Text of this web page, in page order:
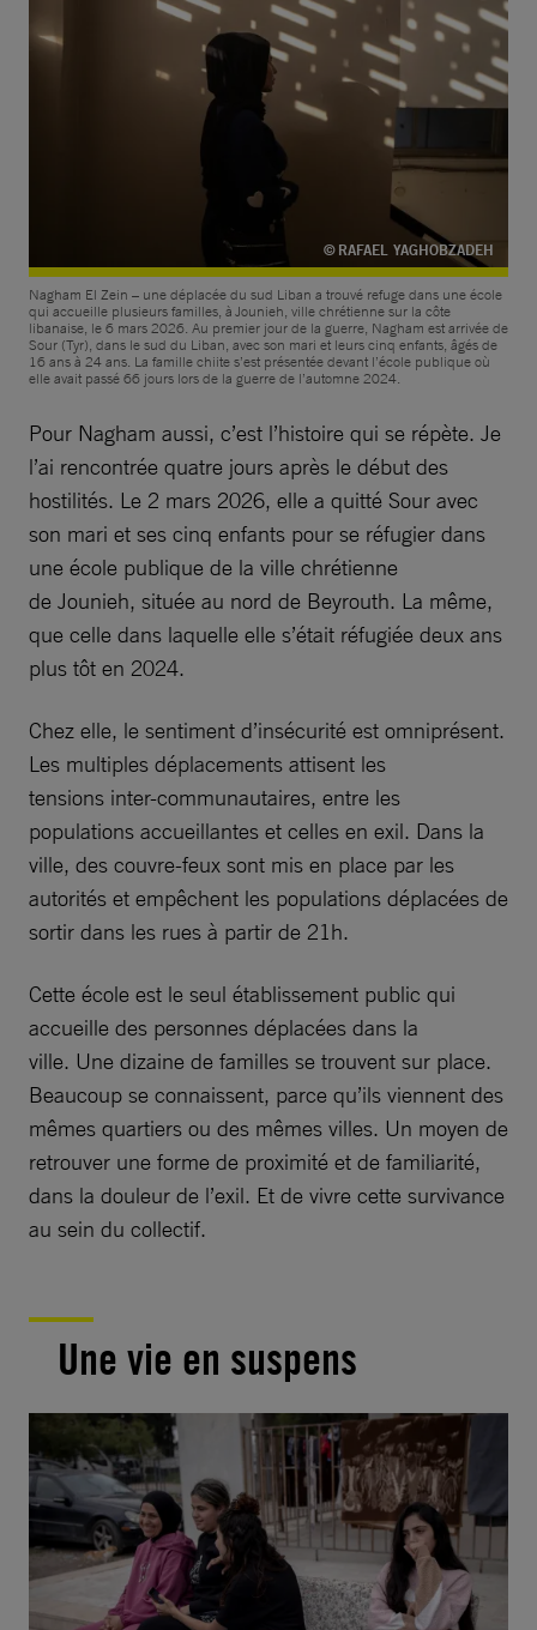
© RAFAEL YAGHOBZADEH
Nagham El Zein – une déplacée du sud Liban a trouvé refuge dans une école
qui accueille plusieurs familles, à Jounieh, ville chrétienne sur la côte
libanaise, le 6 mars 2026. Au premier jour de la guerre, Nagham est arrivée de
Sour (Tyr), dans le sud du Liban, avec son mari et leurs cinq enfants, âgés de
16 ans à 24 ans. La famille chiite s’est présentée devant l’école publique où
elle avait passé 66 jours lors de la guerre de l’automne 2024.
Pour Nagham aussi, c’est l’histoire qui se répète. Je
l’ai rencontrée quatre jours après le début des
hostilités. Le 2 mars 2026, elle a quitté Sour avec
son mari et ses cinq enfants pour se réfugier dans
une école publique de la ville chrétienne
de Jounieh, située au nord de Beyrouth. La même,
que celle dans laquelle elle s’était réfugiée deux ans
plus tôt en 2024.
Chez elle, le sentiment d’insécurité est omniprésent.
Les multiples déplacements attisent les
tensions inter-communautaires, entre les
populations accueillantes et celles en exil. Dans la
ville, des couvre-feux sont mis en place par les
autorités et empêchent les populations déplacées de
sortir dans les rues à partir de 21h.
Cette école est le seul établissement public qui
accueille des personnes déplacées dans la
ville. Une dizaine de familles se trouvent sur place.
Beaucoup se connaissent, parce qu’ils viennent des
mêmes quartiers ou des mêmes villes. Un moyen de
retrouver une forme de proximité et de familiarité,
dans la douleur de l’exil. Et de vivre cette survivance
au sein du collectif.
Une vie en suspens